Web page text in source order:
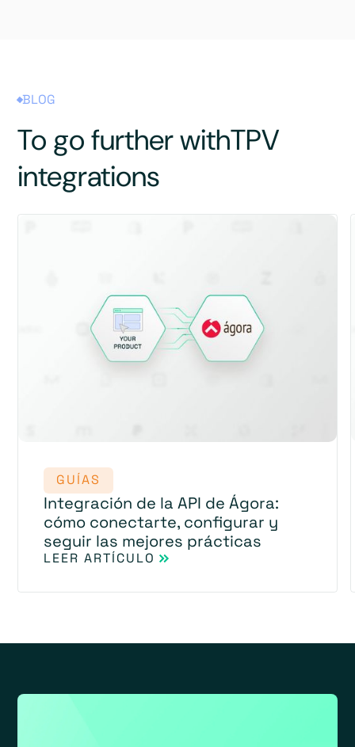
BLOG
To go further withTPV
integrations
GUÍAS
Integración de la API de Ágora:
cómo conectarte, configurar y
seguir las mejores prácticas
LEER ARTÍCULO